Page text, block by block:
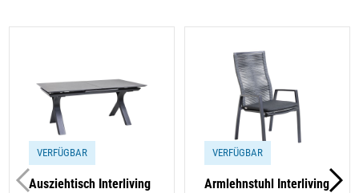
VERFÜGBAR
Ausziehtisch Interliving
VERFÜGBAR
Armlehnstuhl Interliving